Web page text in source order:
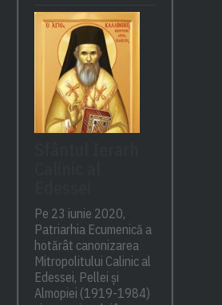
Pe 23 iunie 2020,
Patriarhia Ecumenică a
hotărât canonizarea
Mitropolitului Calinic al
Edessei, Pellei și
Almopiei (1919-1984)